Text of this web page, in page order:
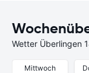
Wetter Überlingen
Mittwoch